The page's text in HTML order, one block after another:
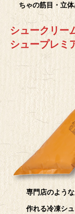
ちゃの筋目・立
シュークリー
シュープレミ
専門店のよう
作れる冷凍シ